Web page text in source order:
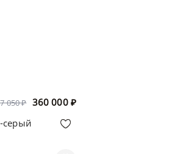
050 ₽ 360 000 ₽
серый